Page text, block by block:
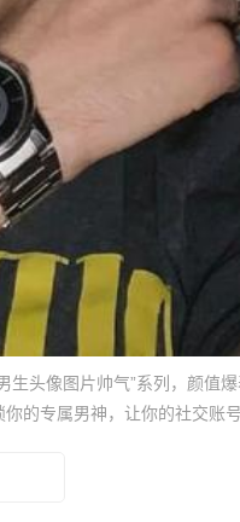
头像图片帅气”系列，颜值
的专属男神，让你的社交账